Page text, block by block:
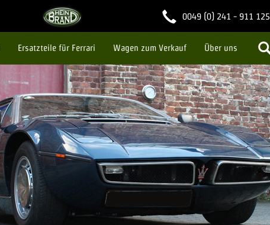
0049 (0) 241 - 911 125
Ersatzteile für Ferrari Wagen zum Verkauf Über uns